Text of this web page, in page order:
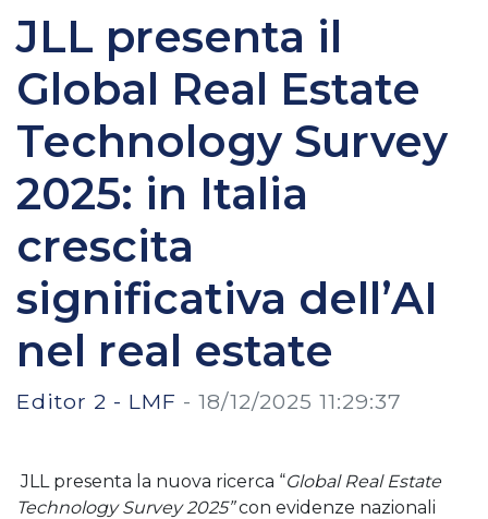
JLL presenta il
Global Real Estate
Technology Survey
2025: in Italia
crescita
significativa dell’AI
nel real estate
Editor 2 - LMF - 18/12/2025 11:29:37
JLL presenta la nuova ricerca “Global Real Estate
Technology Survey 2025”con evidenze nazionali